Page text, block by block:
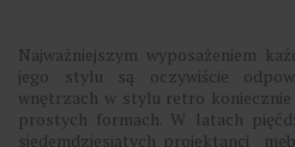
Najważniejszym wyposażeniem
jego stylu są oczywiście
wnętrzach w stylu retro
prostych formach. W latach
siedemdziesiątych projektanci